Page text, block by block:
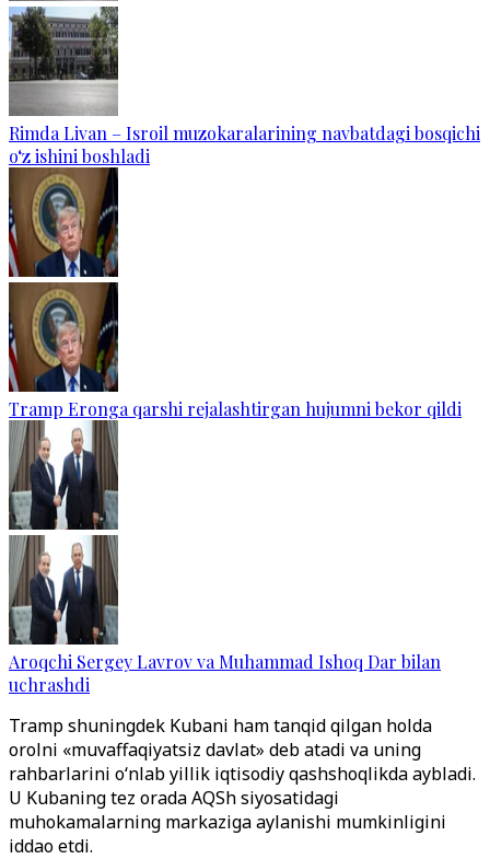
Rimda Livan – Isroil muzokaralarining navbatdagi bosqichi
o‘z ishini boshladi
Tramp Eronga qarshi rejalashtirgan hujumni bekor qildi
Aroqchi Sergey Lavrov va Muhammad Ishoq Dar bilan
uchrashdi
Tramp shuningdek Kubani ham tanqid qilgan holda
orolni «muvaffaqiyatsiz davlat» deb atadi va uning
rahbarlarini o‘nlab yillik iqtisodiy qashshoqlikda aybladi.
U Kubaning tez orada AQSh siyosatidagi
muhokamalarning markaziga aylanishi mumkinligini
iddao etdi.